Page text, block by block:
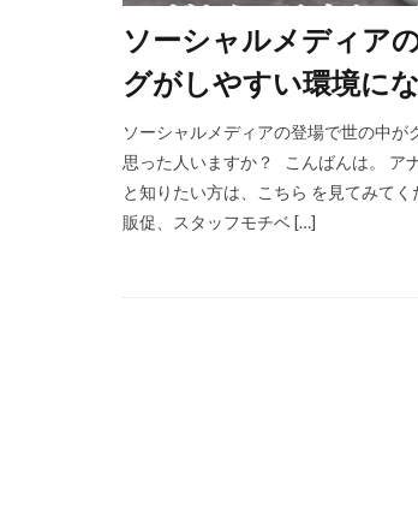
ソーシャルメディア
グがしやすい環境に
ソーシャルメディアの登場で世の中
思った人いますか？ こんばんは。 ア
と知りたい方は、こちら を見てみて
販促、スタッフモチベ […]